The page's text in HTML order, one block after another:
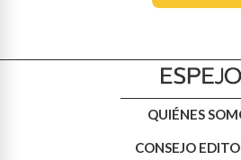
QUIÉNES
CONSEJO